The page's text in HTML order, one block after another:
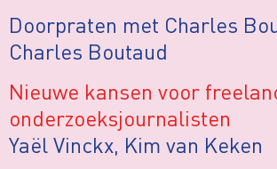
Doorpraten met Charles
Charles Boutaud
Nieuwe kansen voor
onderzoeksjournalisten
Yaël Vinckx, Kim van Keken